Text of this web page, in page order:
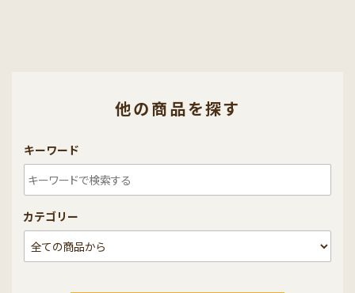
他の商品を探す
キーワード
カテゴリー